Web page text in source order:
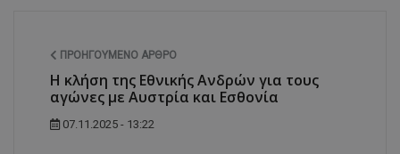
ΠΡΟΗΓΟΎΜΕΝΟ ΆΡΘΡΟ
Η κλήση της Εθνικής Ανδρών για τους
αγώνες με Αυστρία και Εσθονία
07.11.2025 - 13:22